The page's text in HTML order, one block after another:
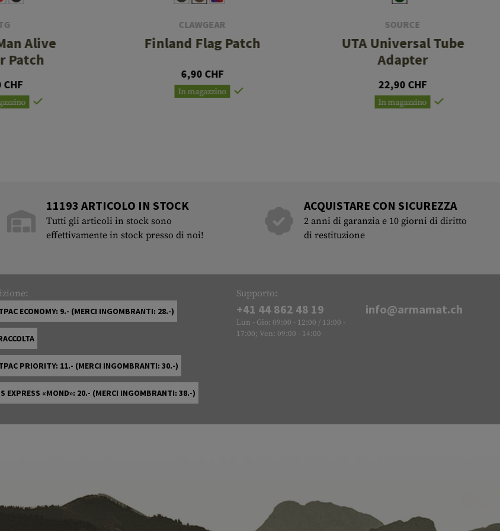
Alive
Patch
CLAWGEAR
Finland Flag Patch
6,90 CHF
In magazzino
SOURCE
UTA Universal Tube
Adapter
22,90 CHF
In magazzino
11193 ARTICOLO IN STOCK
Tutti gli articoli in stock sono
effettivamente in stock presso di noi!
ACQUISTARE CON SICUREZZA
2 anni di garanzia e 10 giorni di diritto
di restituzione
ECONOMY: 9.- (MERCI INGOMBRANTI: 28.-)
PRIORITY: 11.- (MERCI INGOMBRANTI: 30.-)
EXPRESS «MOND»: 20.- (MERCI INGOMBRANTI: 38.-)
Supporto:
+41 44 862 48 19
Lun - Gio: 09:00 - 12:00 / 13:00 -
17:00; Ven: 09:00 - 14:00
info@armamat.ch